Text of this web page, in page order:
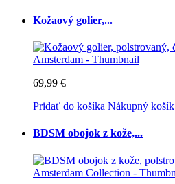
Kožaový golier,...
69,99 €
Pridať do košíka Nákupný košík
BDSM obojok z kože,...